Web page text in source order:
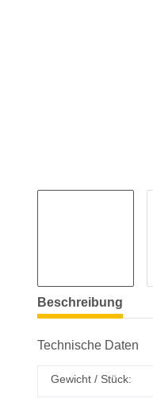
Beschreibung
Technische Daten
Gewicht / Stück: